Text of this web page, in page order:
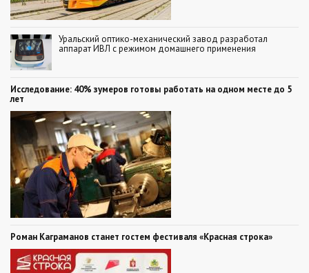
Уральский оптико-механический завод разработал
аппарат ИВЛ с режимом домашнего применения
Исследование: 40% зумеров готовы работать на одном месте до 5
лет
Роман Каграманов станет гостем фестиваля «Красная строка»